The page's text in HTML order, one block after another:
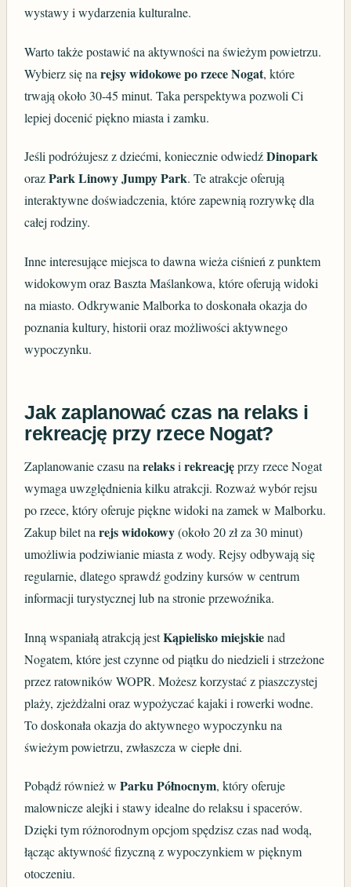
wystawy i wydarzenia kulturalne.
Warto także postawić na aktywności na świeżym powietrzu.
Wybierz się narejsy widokowe po rzece Nogat, które
trwają około 30-45 minut. Taka perspektywa pozwoli Ci
lepiej docenić piękno miasta i zamku.
Jeśli podróżujesz z dziećmi, koniecznie odwiedźDinopark
orazPark Linowy Jumpy Park. Te atrakcje oferują
interaktywne doświadczenia, które zapewnią rozrywkę dla
całej rodziny.
Inne interesujące miejsca to dawna wieża ciśnień z punktem
widokowym oraz Baszta Maślankowa, które oferują widoki
na miasto. Odkrywanie Malborka to doskonała okazja do
poznania kultury, historii oraz możliwości aktywnego
wypoczynku.
Jak zaplanować czas na relaks i
rekreację przy rzece Nogat?
Zaplanowanie czasu narelaksirekreacjęprzy rzece Nogat
wymaga uwzględnienia kilku atrakcji. Rozważ wybór rejsu
po rzece, który oferuje piękne widoki na zamek w Malborku.
Zakup bilet narejs widokowy(około 20 zł za 30 minut)
umożliwia podziwianie miasta z wody. Rejsy odbywają się
regularnie, dlatego sprawdź godziny kursów w centrum
informacji turystycznej lub na stronie przewoźnika.
Inną wspaniałą atrakcją jestKąpielisko miejskienad
Nogatem, które jest czynne od piątku do niedzieli i strzeżone
przez ratowników WOPR. Możesz korzystać z piaszczystej
plaży, zjeżdżalni oraz wypożyczać kajaki i rowerki wodne.
To doskonała okazja do aktywnego wypoczynku na
świeżym powietrzu, zwłaszcza w ciepłe dni.
Pobądź również wParku Północnym, który oferuje
malownicze alejki i stawy idealne do relaksu i spacerów.
Dzięki tym różnorodnym opcjom spędzisz czas nad wodą,
łącząc aktywność fizyczną z wypoczynkiem w pięknym
otoczeniu.